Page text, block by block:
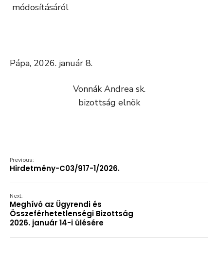
módosításáról
Pápa, 2026. január 8.
Vonnák Andrea sk.
bizottság elnök
Previous:
Hirdetmény-C03/917-1/2026.
Next:
Meghívó az Ügyrendi és
Összeférhetetlenségi Bizottság
2026. január 14-i ülésére